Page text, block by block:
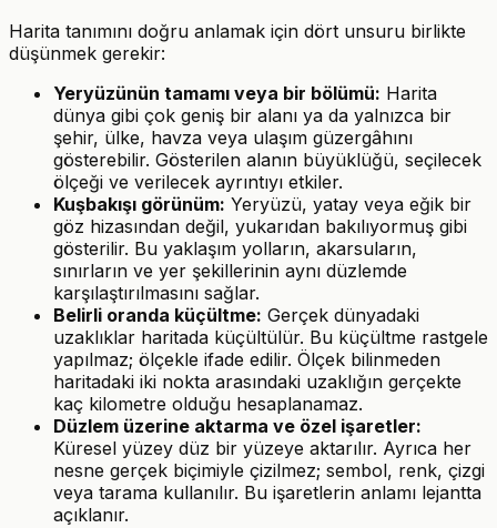
Harita tanımını doğru anlamak için dört unsuru birlikte
düşünmek gerekir:
Yeryüzünün tamamı veya bir bölümü: Harita
dünya gibi çok geniş bir alanı ya da yalnızca bir
şehir, ülke, havza veya ulaşım güzergâhını
gösterebilir. Gösterilen alanın büyüklüğü, seçilecek
ölçeği ve verilecek ayrıntıyı etkiler.
Kuşbakışı görünüm: Yeryüzü, yatay veya eğik bir
göz hizasından değil, yukarıdan bakılıyormuş gibi
gösterilir. Bu yaklaşım yolların, akarsuların,
sınırların ve yer şekillerinin aynı düzlemde
karşılaştırılmasını sağlar.
Belirli oranda küçültme: Gerçek dünyadaki
uzaklıklar haritada küçültülür. Bu küçültme rastgele
yapılmaz; ölçekle ifade edilir. Ölçek bilinmeden
haritadaki iki nokta arasındaki uzaklığın gerçekte
kaç kilometre olduğu hesaplanamaz.
Düzlem üzerine aktarma ve özel işaretler:
Küresel yüzey düz bir yüzeye aktarılır. Ayrıca her
nesne gerçek biçimiyle çizilmez; sembol, renk, çizgi
veya tarama kullanılır. Bu işaretlerin anlamı lejantta
açıklanır.